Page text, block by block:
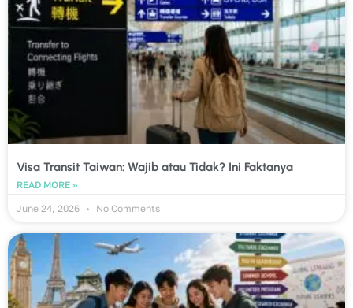
Visa Transit Taiwan: Wajib atau Tidak? Ini Faktanya
READ MORE »
June 24, 2026
No Comments